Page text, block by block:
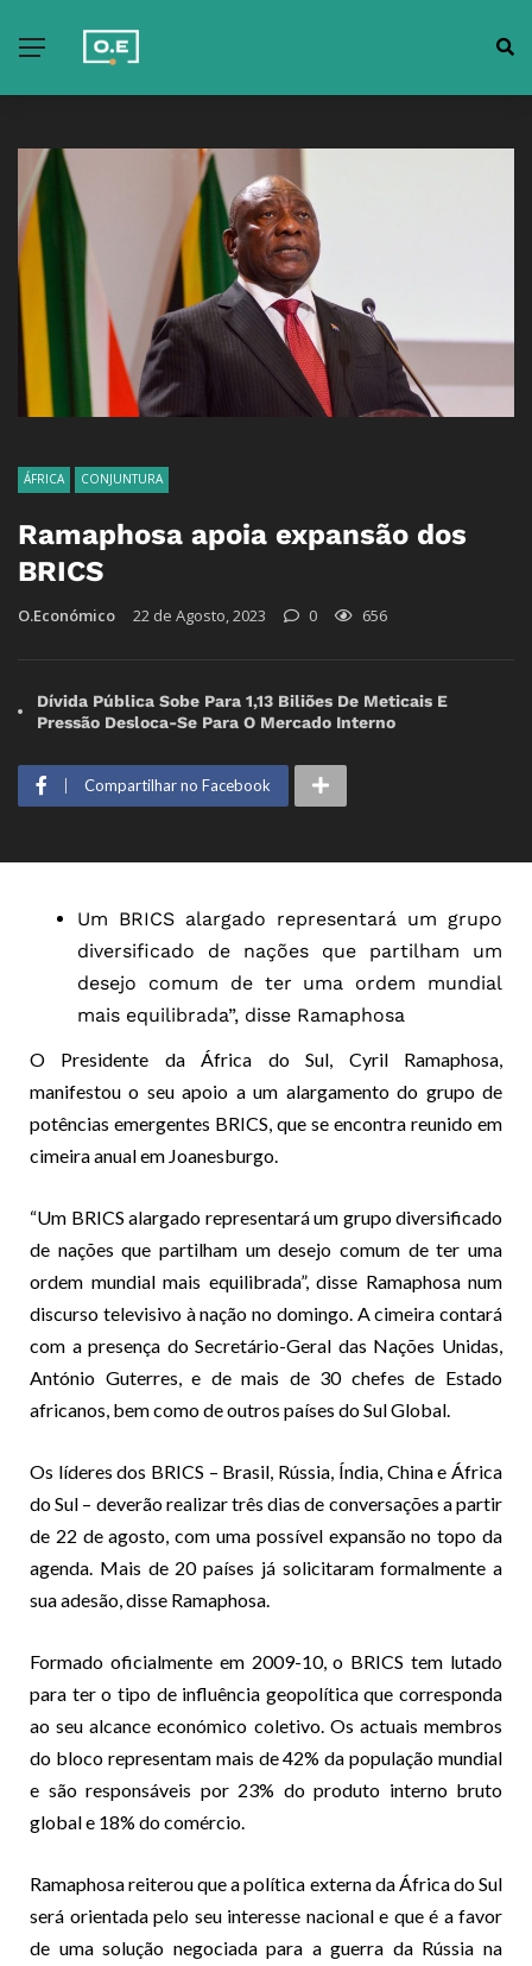
ÁFRICA CONJUNTURA
Ramaphosa apoia expansão dos
BRICS
O.Económico 22 de Agosto, 2023 0 656
Dívida Pública Sobe Para 1,13 Biliões De Meticais E
Pressão Desloca-Se Para O Mercado Interno
Compartilhar no Facebook
Um BRICS alargado representará um grupo
diversificado de nações que partilham um
desejo comum de ter uma ordem mundial
mais equilibrada”, disse Ramaphosa
O Presidente da África do Sul, Cyril Ramaphosa,
manifestou o seu apoio a um alargamento do grupo de
potências emergentes BRICS, que se encontra reunido em
cimeira anual em Joanesburgo.
“Um BRICS alargado representará um grupo diversificado
de nações que partilham um desejo comum de ter uma
ordem mundial mais equilibrada”, disse Ramaphosa num
discurso televisivo à nação no domingo. A cimeira contará
com a presença do Secretário-Geral das Nações Unidas,
António Guterres, e de mais de 30 chefes de Estado
africanos, bem como de outros países do Sul Global.
Os líderes dos BRICS – Brasil, Rússia, Índia, China e África
do Sul – deverão realizar três dias de conversações a partir
de 22 de agosto, com uma possível expansão no topo da
agenda. Mais de 20 países já solicitaram formalmente a
sua adesão, disse Ramaphosa.
Formado oficialmente em 2009-10, o BRICS tem lutado
para ter o tipo de influência geopolítica que corresponda
ao seu alcance económico coletivo. Os actuais membros
do bloco representam mais de 42% da população mundial
e são responsáveis por 23% do produto interno bruto
global e 18% do comércio.
Ramaphosa reiterou que a política externa da África do Sul
será orientada pelo seu interesse nacional e que é a favor
de uma solução negociada para a guerra da Rússia na